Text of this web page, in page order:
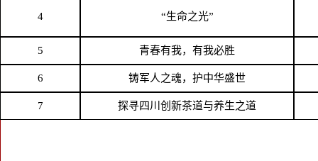
4 “生命之光”
5 青春有我，有我必胜
6 铸军人之魂，护中华盛世
7 探寻四川创新茶道与养生之道